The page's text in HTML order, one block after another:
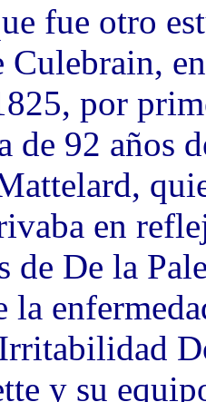
fue otro
por
de 92 años
en
de De la
la
y su